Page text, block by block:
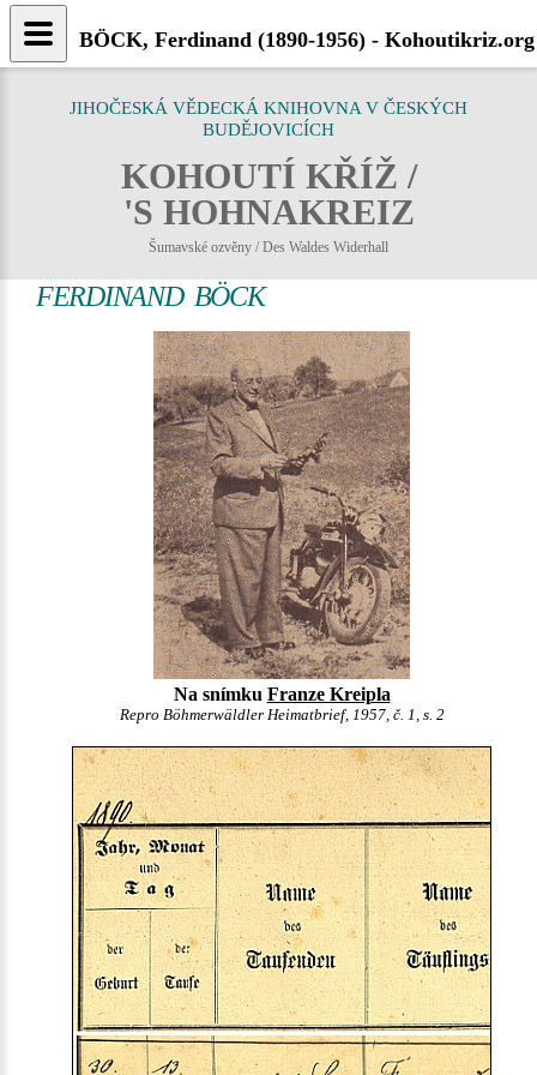
JIHOČESKÁ VĚDECKÁ KNIHOVNA V ČESKÝCH
BUDĚJOVICÍCH
KOHOUTÍ KŘÍŽ /
'S HOHNAKREIZ
Šumavské ozvěny / Des Waldes Widerhall
FERDINAND BÖCK
Na snímku Franze Kreipla
Repro Böhmerwäldler Heimatbrief, 1957, č. 1, s. 2
BÖCK, Ferdinand (1890-1956) - Kohoutikriz.org